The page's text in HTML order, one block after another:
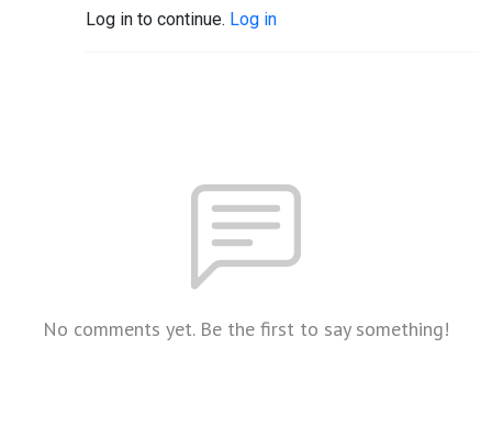
Log in to continue. Log in
No comments yet. Be the first to say something!